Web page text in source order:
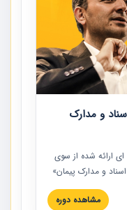
و مدارک
ارائه شده از سوی
و مدارک پیمان»
در این آموزش
اولویت بندی اسناد
مشاهده دوره